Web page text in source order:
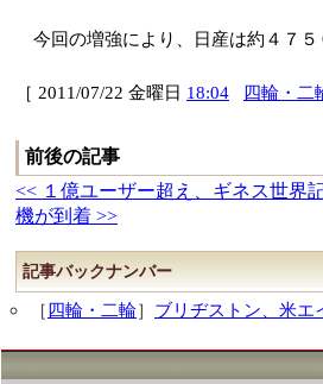
今回の増強により、日産は約４７５
［ 2011/07/22 金曜日 18:04 四輪・二
前後の記事
<< １億ユーザー超え、ギネス世界
機が到着 >>
記事バックナンバー
［四輪・二輪］ ブリヂストン、米エ